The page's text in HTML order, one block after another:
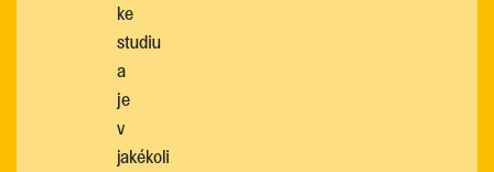
ke
studiu
a
je
v
jakékoli